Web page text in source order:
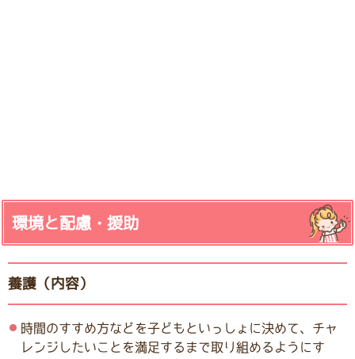
環境と配慮・援助
養護（内容）
時間のすすめ方などを子どもといっしょに決めて、チャ
レンジしたいことを満足するまで取り組めるようにす